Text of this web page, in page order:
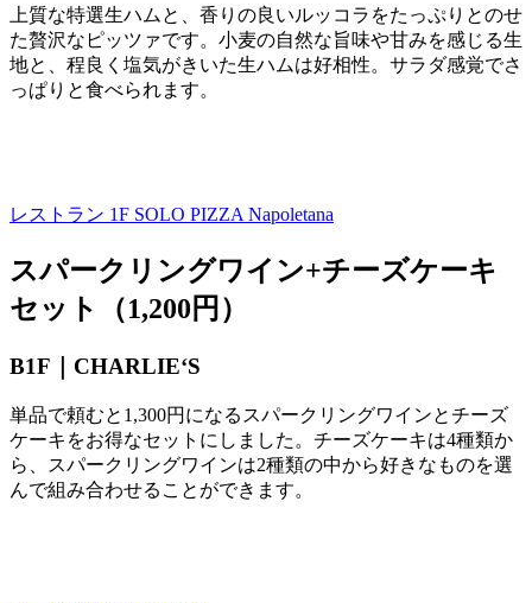
上質な特選生ハムと、香りの良いルッコラをたっぷりとのせ
た贅沢なピッツァです。小麦の自然な旨味や甘みを感じる生
地と、程良く塩気がきいた生ハムは好相性。サラダ感覚でさ
っぱりと食べられます。
レストラン 1F SOLO PIZZA Napoletana
スパークリングワイン+チーズケーキ
セット（1,200円）
B1F｜ CHARLIE‘S
単品で頼むと 1,300円になるスパークリングワインとチーズ
ケーキをお得なセットにしました。チーズケーキは4種類か
ら、スパークリングワインは2種類の中から好きなものを選
んで組み合わせることができます。